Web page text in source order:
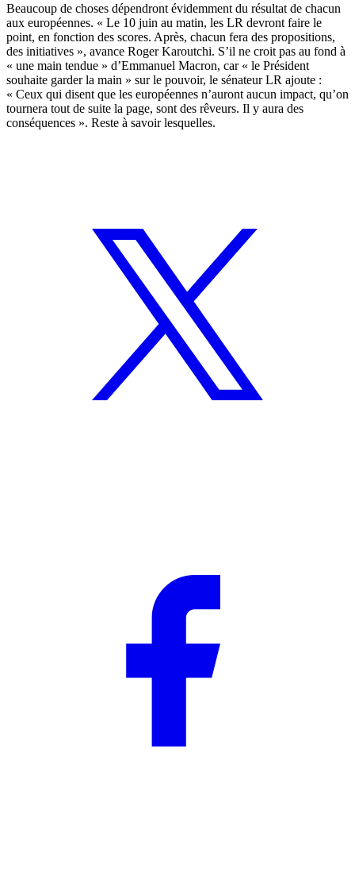
Beaucoup de choses dépendront évidemment du résultat de chacun
aux européennes. « Le 10 juin au matin, les LR devront faire le
point, en fonction des scores. Après, chacun fera des propositions,
des initiatives », avance Roger Karoutchi. S’il ne croit pas au fond à
« une main tendue » d’Emmanuel Macron, car « le Président
souhaite garder la main » sur le pouvoir, le sénateur LR ajoute :
« Ceux qui disent que les européennes n’auront aucun impact, qu’on
tournera tout de suite la page, sont des rêveurs. Il y aura des
conséquences ». Reste à savoir lesquelles.